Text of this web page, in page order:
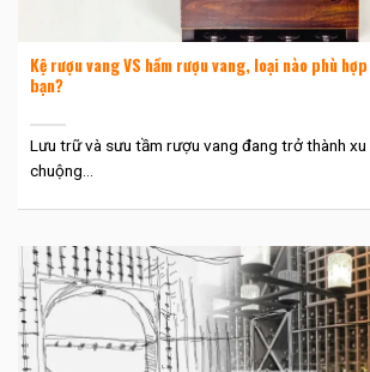
Kệ rượu vang VS hầm rượu vang, loại nào phù
bạn?
Lưu trữ và sưu tầm rượu vang đang trở thành
chuộng...